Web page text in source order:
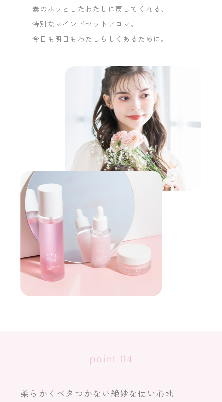
素のホッとしたわたしに戻してくれる、
特別なマインドセットアロマ。
今日も明日もわたしらしくあるために。
柔らかくベタつかない絶妙な使い心地